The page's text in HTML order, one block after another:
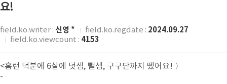
요!
field.ko.writer : 신영 * field.ko.regdate : 2024.09.27
field.ko.viewcount : 4153
<홈런 덕분에 6살에 덧셈, 뺄셈, 구구단까지 뗐어요! 〉
-